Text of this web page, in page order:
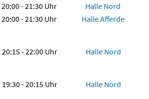
20:00 - 21:30 Uhr
Halle Nord
20:00 - 21:30 Uhr Halle Afferde
20:15 - 22:00 Uhr Halle Nord
19:30 - 20:15 Uhr Halle Nord